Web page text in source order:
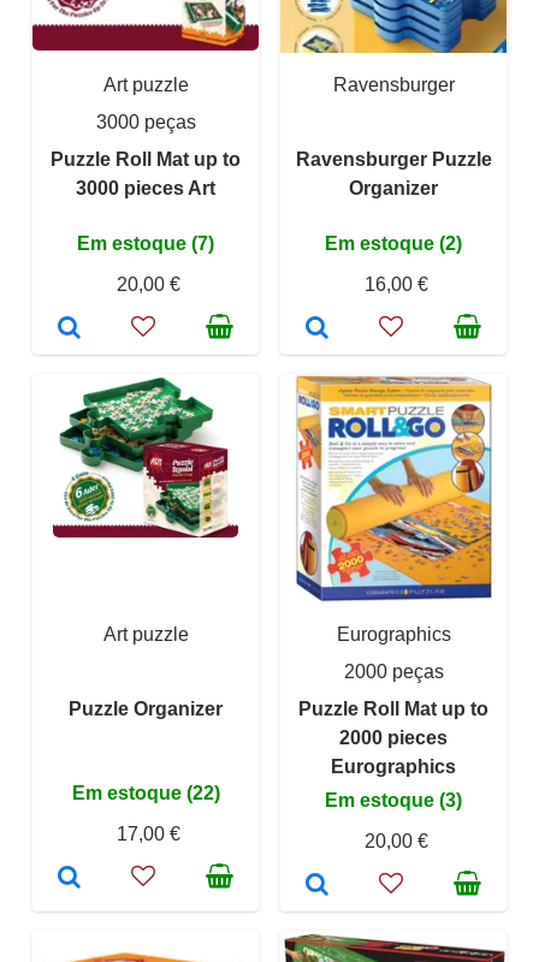
Art puzzle
3000 peças
Puzzle Roll Mat up to
3000 pieces Art
Em estoque (7)
20,00 €
Ravensburger
Ravensburger Puzzle
Organizer
Em estoque (2)
16,00 €
Art puzzle
Puzzle Organizer
Em estoque (22)
17,00 €
Eurographics
2000 peças
Puzzle Roll Mat up to
2000 pieces
Eurographics
Em estoque (3)
20,00 €